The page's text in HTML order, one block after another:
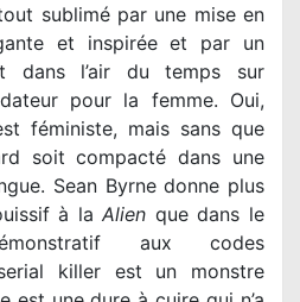
sublimé par une mise en
et inspirée et par un
dans l’air du temps sur
pour la femme. Oui,
féministe, mais sans que
soit compacté dans une
Sean Byrne donne plus
à la Alien que dans le
aux codes
killer est un monstre